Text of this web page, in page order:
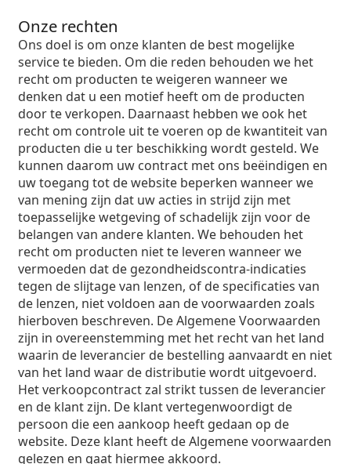
Onze rechten
Ons doel is om onze klanten de best mogelijke
service te bieden. Om die reden behouden we het
recht om producten te weigeren wanneer we
denken dat u een motief heeft om de producten
door te verkopen. Daarnaast hebben we ook het
recht om controle uit te voeren op de kwantiteit van
producten die u ter beschikking wordt gesteld. We
kunnen daarom uw contract met ons beëindigen en
uw toegang tot de website beperken wanneer we
van mening zijn dat uw acties in strijd zijn met
toepasselijke wetgeving of schadelijk zijn voor de
belangen van andere klanten. We behouden het
recht om producten niet te leveren wanneer we
vermoeden dat de gezondheidscontra-indicaties
tegen de slijtage van lenzen, of de specificaties van
de lenzen, niet voldoen aan de voorwaarden zoals
hierboven beschreven. De Algemene Voorwaarden
zijn in overeenstemming met het recht van het land
waarin de leverancier de bestelling aanvaardt en niet
van het land waar de distributie wordt uitgevoerd.
Het verkoopcontract zal strikt tussen de leverancier
en de klant zijn. De klant vertegenwoordigt de
persoon die een aankoop heeft gedaan op de
website. Deze klant heeft de Algemene voorwaarden
gelezen en gaat hiermee akkoord.